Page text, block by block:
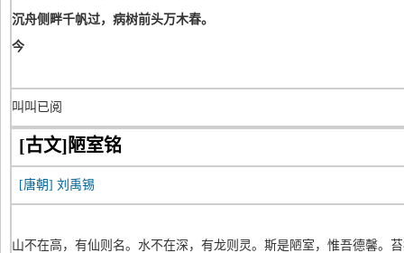
沉舟侧畔千帆过，病树前头万木春。
今
叫叫已阅
[古文]陋室铭
[唐朝] 刘禹锡
山不在高，有仙则名。水不在深，有龙则灵。斯是陋室，惟吾德馨。